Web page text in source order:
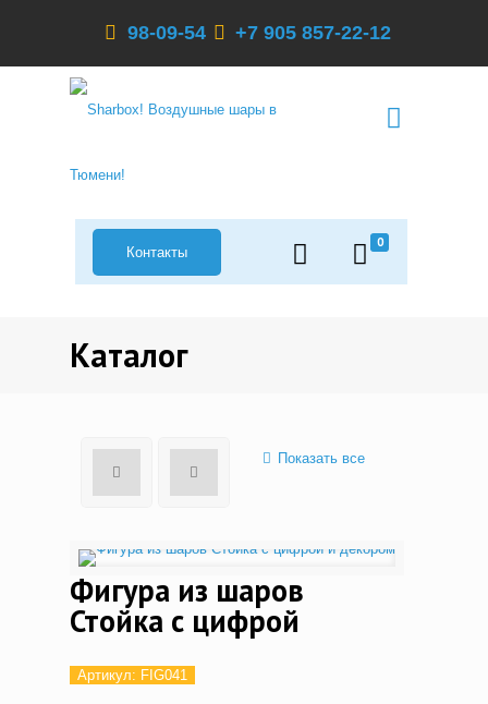
98-09-54 +7 905 857-22-12
0
Контакты
Каталог
Показать все
Фигура из шаров
Стойка с цифрой
Артикул: FIG041